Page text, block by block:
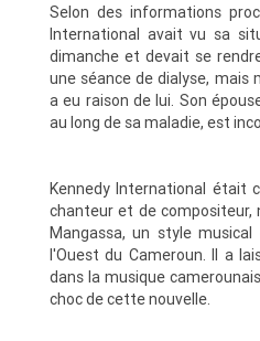
Selon des informations
International avait vu sa
dimanche et devait se
une séance de dialyse, mais
a eu raison de lui. Son
au long de sa maladie, est
Kennedy International était
chanteur et de
Mangassa, un style
l'Ouest du Cameroun. Il a
dans la musique
choc de cette nouvelle.